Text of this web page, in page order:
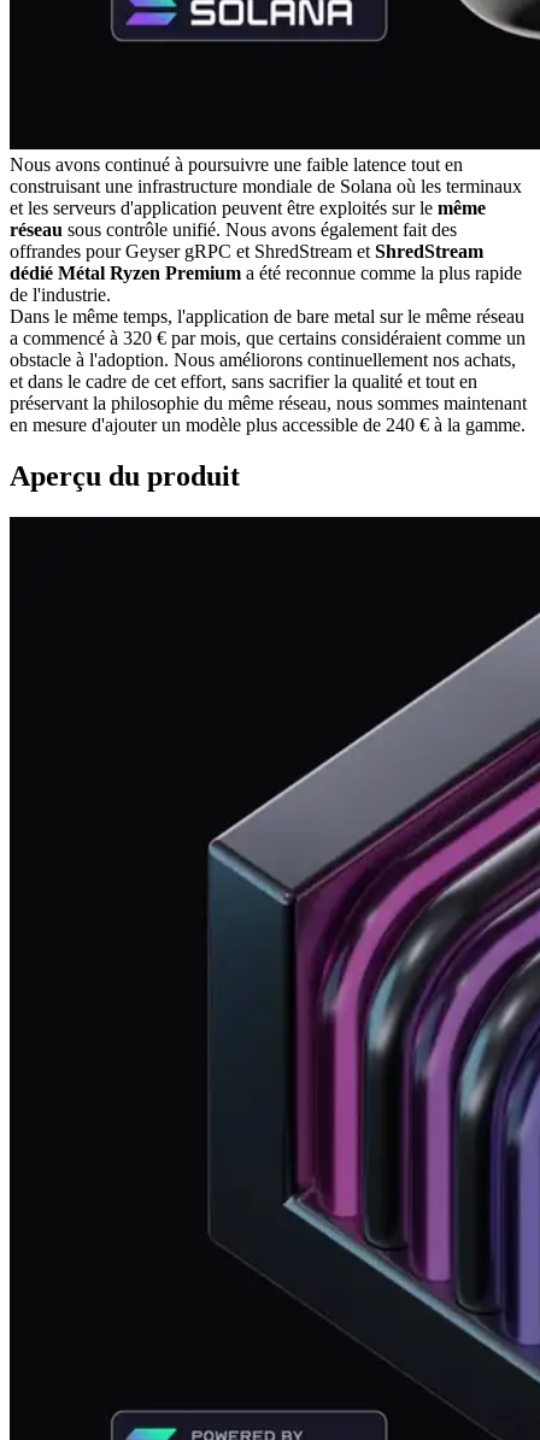
Nous avons continué à poursuivre une faible latence tout en
construisant une infrastructure mondiale de Solana où les terminaux
et les serveurs d'application peuvent être exploités sur le même
réseau sous contrôle unifié. Nous avons également fait des
offrandes pour Geyser gRPC et ShredStream et ShredStream
dédié Métal Ryzen Premium a été reconnue comme la plus rapide
de l'industrie.
Dans le même temps, l'application de bare metal sur le même réseau
a commencé à 320 € par mois, que certains considéraient comme un
obstacle à l'adoption. Nous améliorons continuellement nos achats,
et dans le cadre de cet effort, sans sacrifier la qualité et tout en
préservant la philosophie du même réseau, nous sommes maintenant
en mesure d'ajouter un modèle plus accessible de 240 € à la gamme.
Aperçu du produit